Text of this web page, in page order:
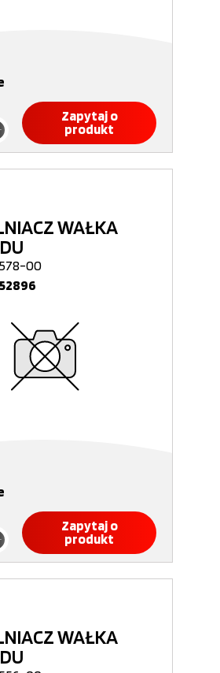
Zapytaj o
produkt
WAŁKA
00
Zapytaj o
produkt
WAŁKA